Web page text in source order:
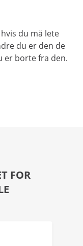
du må lete
du er den de
er borte fra den.
FOR